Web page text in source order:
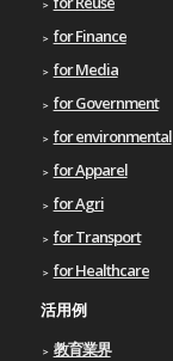
for Finance
for Media
for Government
for environmental
for Apparel
for Agri
for Transport
for Healthcare
活用例
教育業界